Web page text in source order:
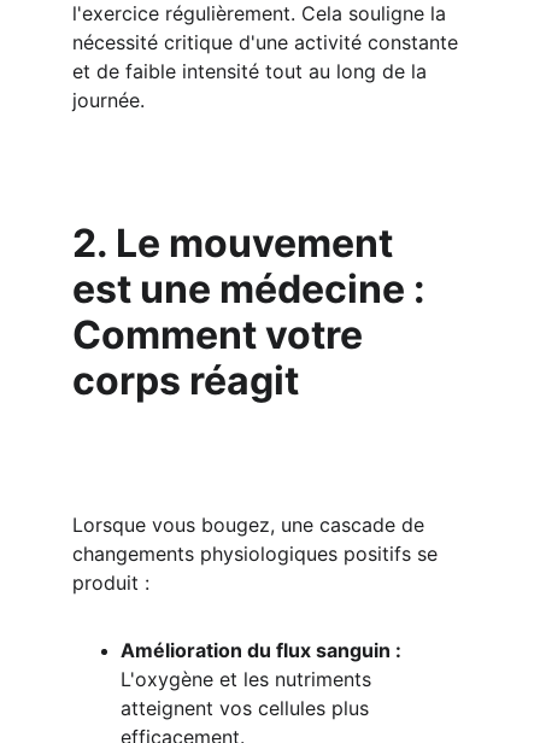
l'exercice régulièrement. Cela souligne la
nécessité critique d'une activité constante
et de faible intensité tout au long de la
journée.
2. Le mouvement
est une médecine :
Comment votre
corps réagit
Lorsque vous bougez, une cascade de
changements physiologiques positifs se
produit :
Amélioration du flux sanguin :
L'oxygène et les nutriments
atteignent vos cellules plus
efficacement.